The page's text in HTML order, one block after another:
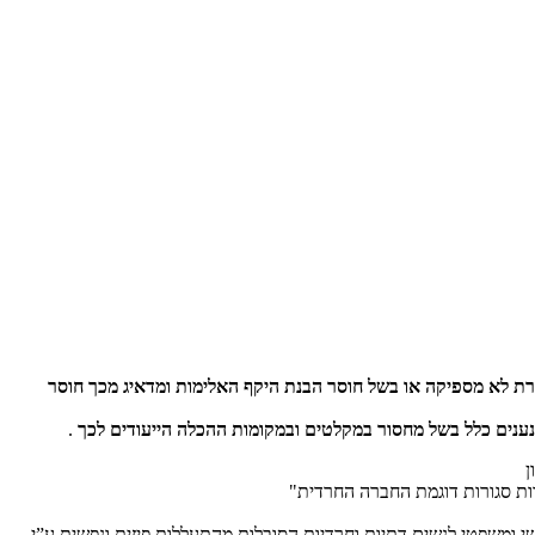
לא מספיקה או בשל חוסר הבנת היקף האלימות ומדאיג מכך חוסר
.
סגורות דוגמת החברה החרדית"